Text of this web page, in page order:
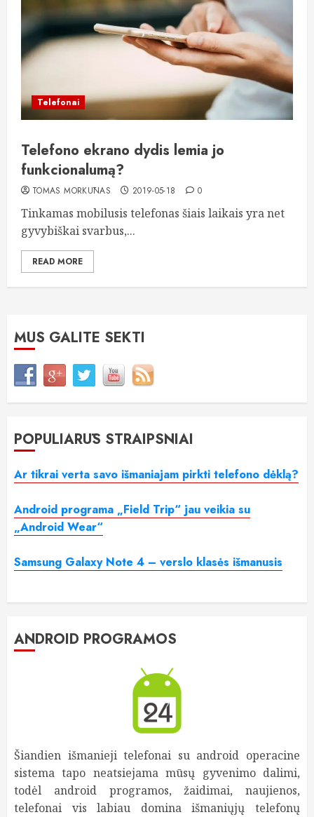
Telefonai
Telefono ekrano dydis lemia jo
funkcionalumą?
TOMAS MORKŪNAS 2019-05-18 0
Tinkamas mobilusis telefonas šiais laikais yra net
gyvybiškai svarbus,...
READ MORE
MUS GALITE SEKTI
POPULIARŪS STRAIPSNIAI
Ar tikrai verta savo išmaniajam pirkti telefono dėklą?
Android programa „Field Trip“ jau veikia su
„Android Wear“
Samsung Galaxy Note 4 – verslo klasės išmanusis
ANDROID PROGRAMOS
Šiandien išmanieji telefonai su android operacine
sistema tapo neatsiejama mūsų gyvenimo dalimi,
todėl android programos, žaidimai, naujienos,
telefonai vis labiau domina išmaniųjų telefonų